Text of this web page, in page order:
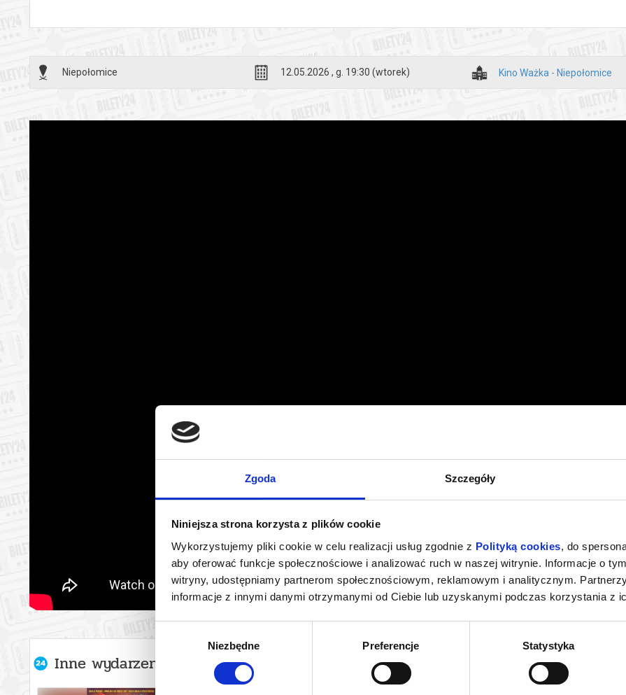
Zgoda Szczegóły
Niniejsza strona korzysta z plików cookie
Wykorzystujemy pliki cookie w celu realizacji usług zgodnie z Polityką cookies, do
aby oferować funkcje społecznościowe i analizować ruch w naszej witrynie. Informacje o
witryny, udostępniamy partnerom społecznościowym, reklamowym i analitycznym.
informacje z innymi danymi otrzymanymi od Ciebie lub uzyskanymi podczas korzystania z
Niezbędne Preferencje Statystyka
Niepołomice 12.05.2026 , g. 19:30 (wtorek) Kino Ważka - Niepołomice
Inne wydarzenia organizatora